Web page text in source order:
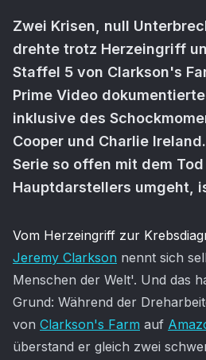
Zwei Krisen, null
drehte trotz Herzeingriff
Staffel 5 von Clarkson's
Prime Video
inklusive des
Cooper und Charlie
Serie so offen mit dem
Hauptdarstellers umgeht,
Artikel-Inhalt
Vom Herzeingriff zur
Jeremy Clarkson nennt sich
Menschen der Welt'. Und das
Grund: Während der
von Clarkson's Farm auf
überstand er gleich zwei